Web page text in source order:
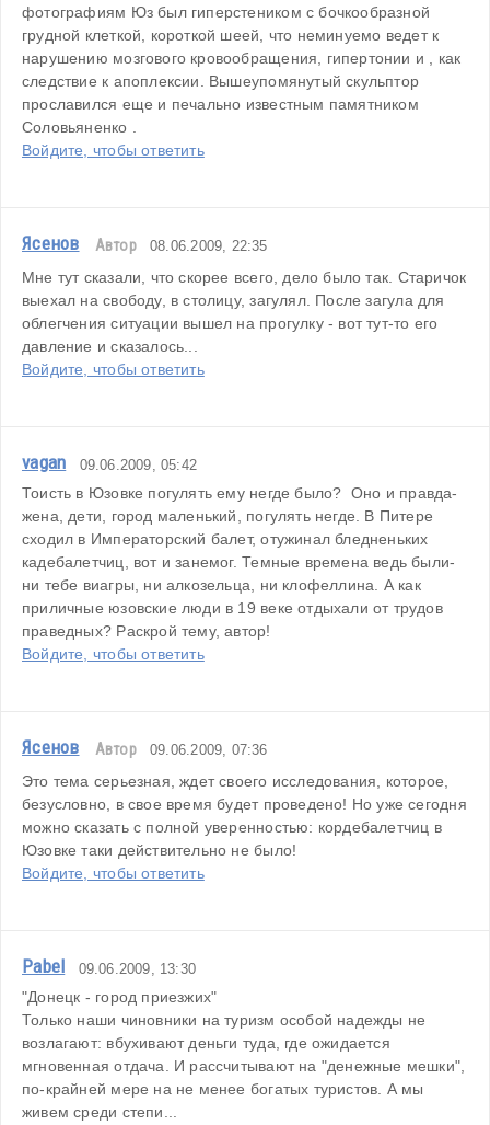
фотографиям Юз был гиперстеником с бочкообразной
грудной клеткой, короткой шеей, что неминуемо ведет к
нарушению мозгового кровообращения, гипертонии и , как
следствие к апоплексии. Вышеупомянутый скульптор
прославился еще и печально известным памятником
Соловьяненко .
Войдите, чтобы ответить
Ясенов Автор 08.06.2009, 22:35
Мне тут сказали, что скорее всего, дело было так. Старичок
выехал на свободу, в столицу, загулял. После загула для
облегчения ситуации вышел на прогулку - вот тут-то его
давление и сказалось...
Войдите, чтобы ответить
vagan 09.06.2009, 05:42
Тоисть в Юзовке погулять ему негде было?  Оно и правда-
жена, дети, город маленький, погулять негде. В Питере
сходил в Императорский балет, отужинал бледненьких
кадебалетчиц, вот и занемог. Темные времена ведь были-
ни тебе виагры, ни алкозельца, ни клофеллина. А как
приличные юзовские люди в 19 веке отдыхали от трудов
праведных? Раскрой тему, автор!
Войдите, чтобы ответить
Ясенов Автор 09.06.2009, 07:36
Это тема серьезная, ждет своего исследования, которое,
безусловно, в свое время будет проведено! Но уже сегодня
можно сказать с полной уверенностью: кордебалетчиц в
Юзовке таки действительно не было!
Войдите, чтобы ответить
Pabel 09.06.2009, 13:30
"Донецк - город приезжих"
Только наши чиновники на туризм особой надежды не
возлагают: вбухивают деньги туда, где ожидается
мгновенная отдача. И рассчитывают на "денежные мешки",
по-крайней мере на не менее богатых туристов. А мы
живем среди степи...